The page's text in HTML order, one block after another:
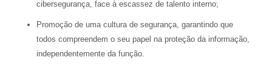
cibersegurança, face à escassez de talento interno;
Promoção de uma cultura de segurança, garantindo que
todos compreendem o seu papel na proteção da informação,
independentemente da função.